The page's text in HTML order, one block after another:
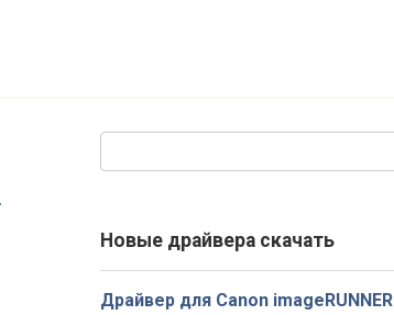
Новые драйвера скачать
Драйвер для Canon imageRUNNER